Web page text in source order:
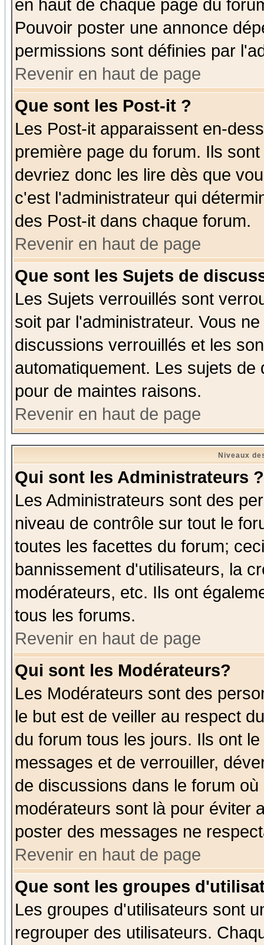
en haut de chaque page du
Pouvoir poster une annonce
permissions sont définies par
Revenir en haut de page
Que sont les Post-it ?
Les Post-it apparaissent en-
première page du forum. Ils
devriez donc les lire dès que
c'est l'administrateur qui
des Post-it dans chaque forum.
Revenir en haut de page
Que sont les Sujets de
Les Sujets verrouillés sont
soit par l'administrateur. Vous
discussions verrouillés et les
automatiquement. Les sujets
pour de maintes raisons.
Revenir en haut de page
Niveaux
Qui sont les Administrateurs ?
Les Administrateurs sont des
niveau de contrôle sur tout le
toutes les facettes du forum;
bannissement d'utilisateurs, la
modérateurs, etc. Ils ont
tous les forums.
Revenir en haut de page
Qui sont les Modérateurs?
Les Modérateurs sont des
le but est de veiller au respect
du forum tous les jours. Ils ont
messages et de verrouiller,
de discussions dans le forum
modérateurs sont là pour éviter
poster des messages ne
Revenir en haut de page
Que sont les groupes
Les groupes d'utilisateurs sont
regrouper des utilisateurs.